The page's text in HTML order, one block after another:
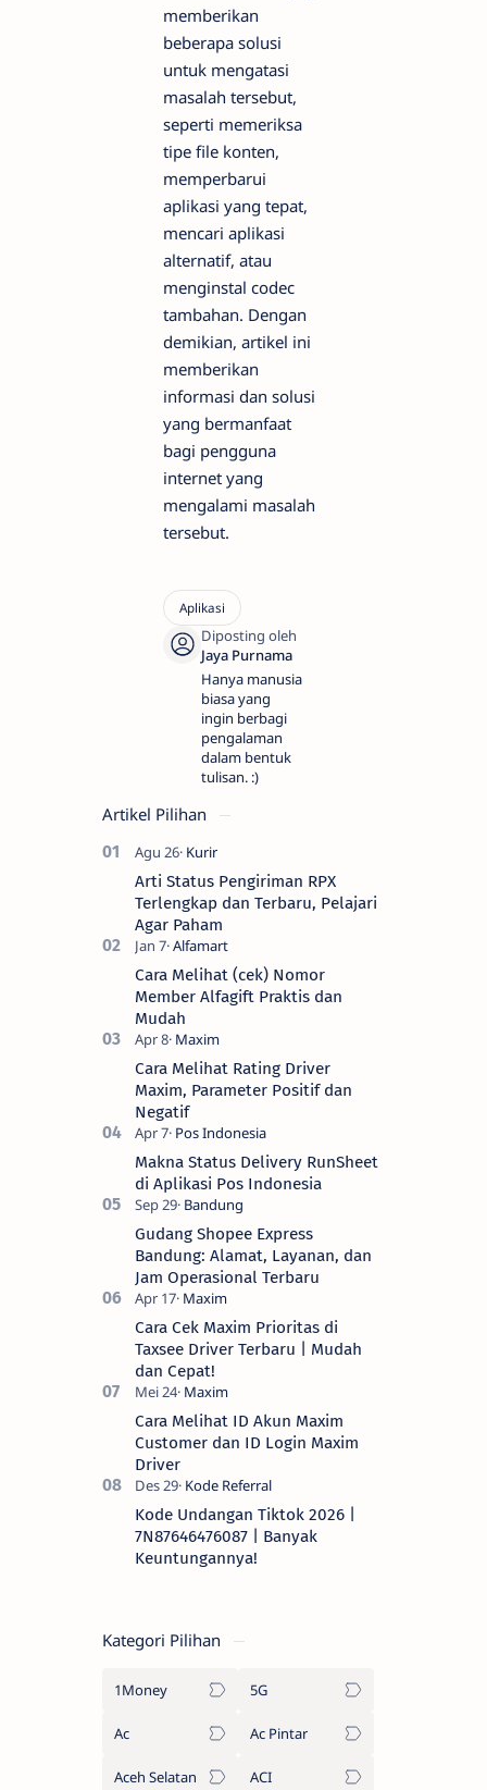
memberikan
beberapa solusi
untuk mengatasi
masalah tersebut,
seperti memeriksa
tipe file konten,
memperbarui
aplikasi yang tepat,
mencari aplikasi
alternatif, atau
menginstal codec
tambahan. Dengan
demikian, artikel ini
memberikan
informasi dan solusi
yang bermanfaat
bagi pengguna
internet yang
mengalami masalah
tersebut.
Hanya manusia
biasa yang
ingin berbagi
pengalaman
dalam bentuk
tulisan. :)
Artikel Pilihan
Arti Status Pengiriman RPX
Terlengkap dan Terbaru, Pelajari
Agar Paham
Cara Melihat (cek) Nomor
Member Alfagift Praktis dan
Mudah
Cara Melihat Rating Driver
Maxim, Parameter Positif dan
Negatif
Makna Status Delivery RunSheet
di Aplikasi Pos Indonesia
Gudang Shopee Express
Bandung: Alamat, Layanan, dan
Jam Operasional Terbaru
Cara Cek Maxim Prioritas di
Taxsee Driver Terbaru | Mudah
dan Cepat!
Cara Melihat ID Akun Maxim
Customer dan ID Login Maxim
Driver
Kode Undangan Tiktok 2026 |
7N87646476087 | Banyak
Keuntungannya!
Kategori Pilihan
1Money 5G
Ac Ac Pintar
Aceh Selatan ACI